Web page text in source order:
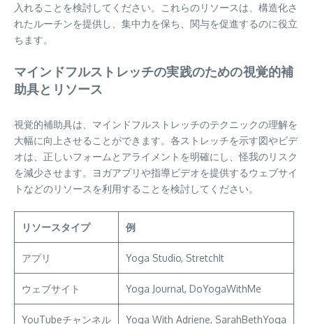
入れることを検討してください。これらのリソースは、構造化さ
れたルーチンを提供し、集中力を保ち、関与を促進するのに役立
ちます。
マインドフルストレッチの実践のための視覚的補
助具とリソース
視覚的補助具は、マインドフルストレッチのテクニックの理解を
大幅に向上させることができます。各ストレッチを示す図やビデ
オは、正しいフォームとアライメントを明確にし、怪我のリスク
を減少させます。ヨガアプリや指導ビデオを提供するウェブサイ
トなどのリソースを利用することを検討してください。
リソースタイプ 例
アプリ Yoga Studio, StretchIt
ウェブサイト Yoga Journal, DoYogaWithMe
YouTubeチャンネル Yoga With Adriene, SarahBethYoga